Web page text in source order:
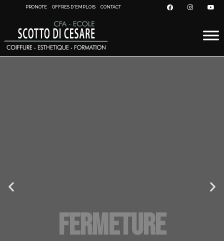
PRONOTE OFFRES D'EMPLOIS CONTACT
Le CFA sera fermé du 1er au 16 août inclus. Nous vous retrouvons
dès le 17 août !